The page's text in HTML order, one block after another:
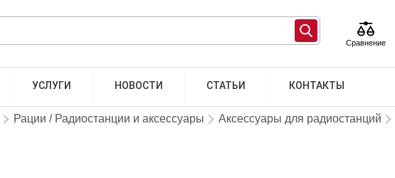
УСЛУГИ НОВОСТИ СТАТЬИ КОНТАКТЫ
Сравнение
Рации / Радиостанции и аксессуары Аксессуары для радиостанций